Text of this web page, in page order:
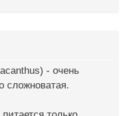
- очень
сложноватая.